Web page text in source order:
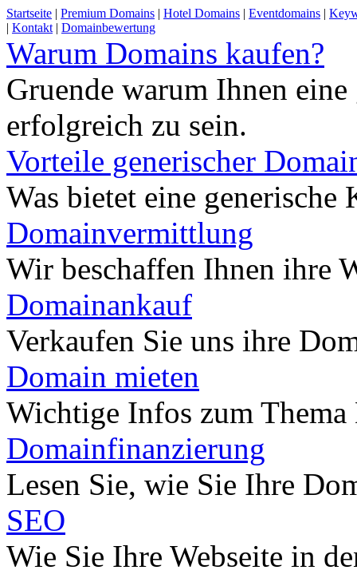
Startseite | Premium Domains | Hotel Domains | Eventdomains |
| Kontakt | Domainbewertung
Warum Domains kaufen?
Gruende warum Ihnen
erfolgreich zu sein.
Vorteile generischer
Was bietet eine
Domainvermittlung
Wir beschaffen Ihnen ihre
Domainankauf
Verkaufen Sie uns ihre
Domain mieten
Wichtige Infos zum
Domainfinanzierung
Lesen Sie, wie Sie Ihre
SEO
Wie Sie Ihre Webseite in